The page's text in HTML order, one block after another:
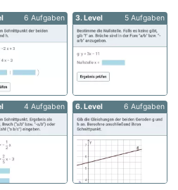
6 Aufgaben 3. Level 5 Aufgaben
4 Aufgaben 6. Level 6 Aufgaben